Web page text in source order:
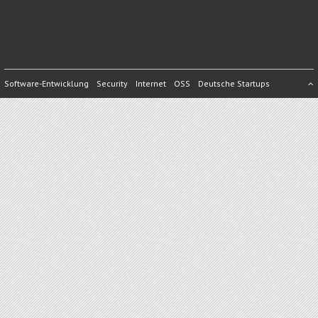
Software-Entwicklung Security Internet OSS Deutsche Startups